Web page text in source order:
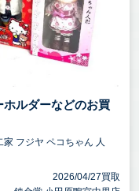
ルダーなどのお買
フジヤ ペコちゃん 人
2026/04/27買取